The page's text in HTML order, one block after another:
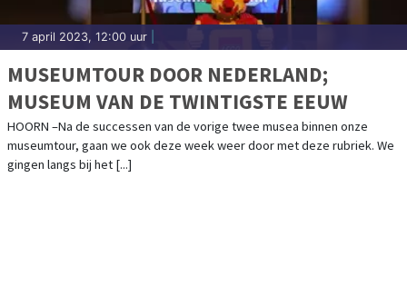
7 april 2023, 12:00 uur
MUSEUMTOUR DOOR NEDERLAND;
MUSEUM VAN DE TWINTIGSTE EEUW
HOORN –Na de successen van de vorige twee musea binnen onze
museumtour, gaan we ook deze week weer door met deze rubriek. We
gingen langs bij het [...]